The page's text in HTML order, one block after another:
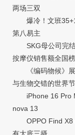
两场三双
爆冷！文班
第八易主
SKG母公司完结
按摩仪销售额全国
《编码物候》展
与生物交错的世界
iPhone 16 Pro
nova 13
OPPO Find X8